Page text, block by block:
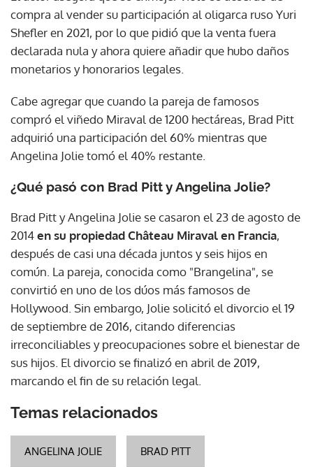
compra al vender su participación al oligarca ruso Yuri
Shefler en 2021, por lo que pidió que la venta fuera
declarada nula y ahora quiere añadir que hubo daños
monetarios y honorarios legales.
Cabe agregar que cuando la pareja de famosos
compró el viñedo Miraval de 1200 hectáreas, Brad Pitt
adquirió una participación del 60% mientras que
Angelina Jolie tomó el 40% restante.
¿Qué pasó con Brad Pitt y Angelina Jolie?
Brad Pitt y Angelina Jolie se casaron el 23 de agosto de
2014en su propiedad Château Miraval en Francia,
después de casi una década juntos y seis hijos en
común. La pareja, conocida como "Brangelina", se
convirtió en uno de los dúos más famosos de
Hollywood. Sin embargo, Jolie solicitó el divorcio el 19
de septiembre de 2016, citando diferencias
irreconciliables y preocupaciones sobre el bienestar de
sus hijos. El divorcio se finalizó en abril de 2019,
marcando el fin de su relación legal.
Temas relacionados
ANGELINA JOLIE BRAD PITT